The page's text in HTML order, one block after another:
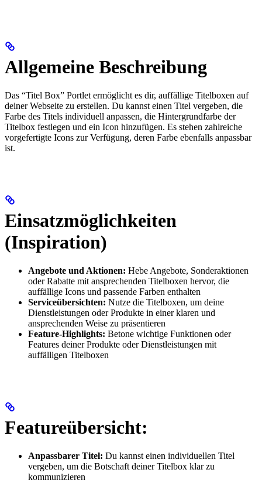
Allgemeine Beschreibung
Das “Titel Box” Portlet ermöglicht es dir, auffällige Titelboxen auf
deiner Webseite zu erstellen. Du kannst einen Titel vergeben, die
Farbe des Titels individuell anpassen, die Hintergrundfarbe der
Titelbox festlegen und ein Icon hinzufügen. Es stehen zahlreiche
vorgefertigte Icons zur Verfügung, deren Farbe ebenfalls anpassbar
ist.
Einsatzmöglichkeiten
(Inspiration)
Angebote und Aktionen: Hebe Angebote, Sonderaktionen
oder Rabatte mit ansprechenden Titelboxen hervor, die
auffällige Icons und passende Farben enthalten
Serviceübersichten: Nutze die Titelboxen, um deine
Dienstleistungen oder Produkte in einer klaren und
ansprechenden Weise zu präsentieren
Feature-Highlights: Betone wichtige Funktionen oder
Features deiner Produkte oder Dienstleistungen mit
auffälligen Titelboxen
Featureübersicht:
Anpassbarer Titel: Du kannst einen individuellen Titel
vergeben, um die Botschaft deiner Titelbox klar zu
kommunizieren